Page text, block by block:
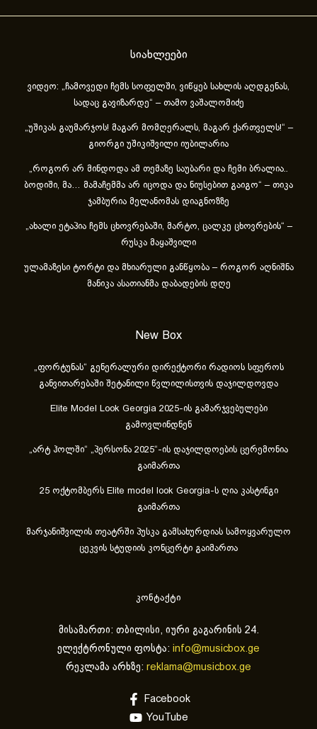
სიახლეები
ვიდეო: „ჩამოვედი ჩემს სოფელში, ვიწყებ სახლის აღდგენას,
სადაც გავიზარდე“ – თამო ვაშალომიძე
„უშიკას გაუმარჯოს! მაგარ მომღერალს, მაგარ ქართველს!“ –
გიორგი უშიკიშვილი იუბილარია
„როგორ არ მინდოდა ამ თემაზე საუბარი და ჩემი ბრალია..
ბოდიში, მა… მამაჩემმა არ იცოდა და ნიუსებით გაიგო“ – თიკა
ჯამბურია მელანომას დიაგნოზზე
„ახა­ლი ეტა­პია ჩემს ცხოვ­რე­ბა­ში, მარ­ტო, ცალ­კე ცხოვ­რე­ბის“ –
რუსკა მაყაშვილი
ულამაზესი ტორტი და მხიარული განწყობა – როგორ აღნიშნა
მანიკა ასათიანმა დაბადების დღე
New Box
„ფორტუნას“ გენერალური დირექტორი რადიოს სფეროს
განვითარებაში შეტანილი წვლილისთვის დაჯილდოვდა
Elite Model Look Georgia 2025-ის გამარჯვებულები
გამოვლინდნენ
„არტ ჰოლში“ „პერსონა 2025“-ის დაჯილდოების ცერემონია
გაიმართა
25 ოქტომბერს Elite model look Georgia-ს ღია კასტინგი
გაიმართა
მარჯანიშვილის თეატრში პუსკა გამსახურდიას სამოყვარულო
ცეკვის სტუდიის კონცერტი გაიმართა
კონტაქტი
მისამართი: თბილისი, იური გაგარინის 24.
ელექტრონული ფოსტა: info@musicbox.ge
რეკლამა არხზე: reklama@musicbox.ge
Facebook
YouTube